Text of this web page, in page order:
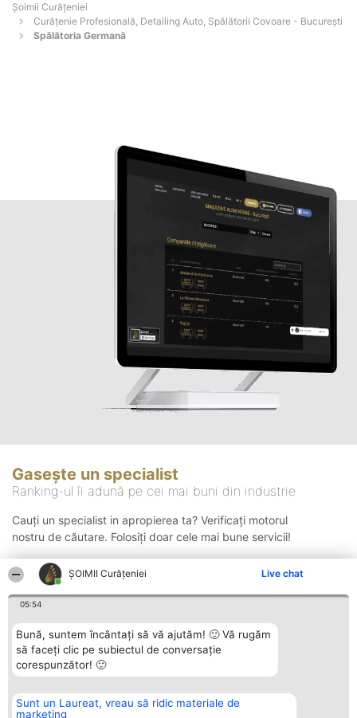
ȘOIMII Curățeniei Live chat
05:54
Bună, suntem încântați să vă ajutăm! 🙂 Vă rugăm
să faceți clic pe subiectul de conversație
corespunzător! 🙂
Sunt un Laureat, vreau să ridic materiale de
marketing
Șoimii Curățeniei
Curățenie Profesională, Detailing Auto, Spălătorii Covoare - Bucureşti
Spălătoria Germană
Gasește un specialist
Ranking-ul îi adună pe cei mai buni din industrie
Cauți un specialist in apropierea ta? Verificați motorul
nostru de căutare. Folosiți doar cele mai bune servicii!
Organizator Ranking
BRIGHT SOLUTIONS BR SRL
Plebiscyt Contact